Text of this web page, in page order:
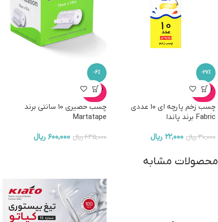
-27%
ناموجو
د
چسب زخم پارچه ای 10 عددی
Fabric برند پاندا
۳۰,۰۰۰ریال ۲۲,۰۰۰ ریال
-6%
ناموجو
د
چسب حصیری 10 سانتی برند
Martatape
۶۳۵,۰۰۰ریال ۶۰۰,۰۰۰ ریال
محصولات مشابه